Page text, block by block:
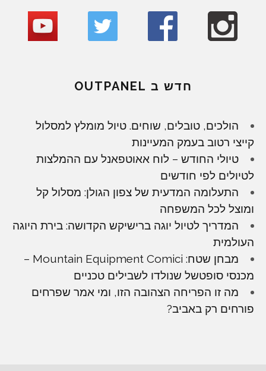
חדש ב OUTPANEL
הולכים, טובלים, שוחים. טיול מומלץ למסלול
קייצי רטוב בעמק המעיינות
טיולי החודש – לוח אאוטפאנל עם ההמלצות
לטיולים לפי חודשים
התעלומה המדעית של צפון הגולן: מסלול קל
ומוצל לכל המשפחה
המדריך לטיול יוגה ברישיקש הקדושה: בירת היוגה
העולמית
מבחן שטח: Mountain Equipment Comici –
מכנסי סופטשל שנולדו לשבילים טכניים
מה זו הפריחה הצהובה הזו, ומי אמר שפרחים
פורחים רק באביב?